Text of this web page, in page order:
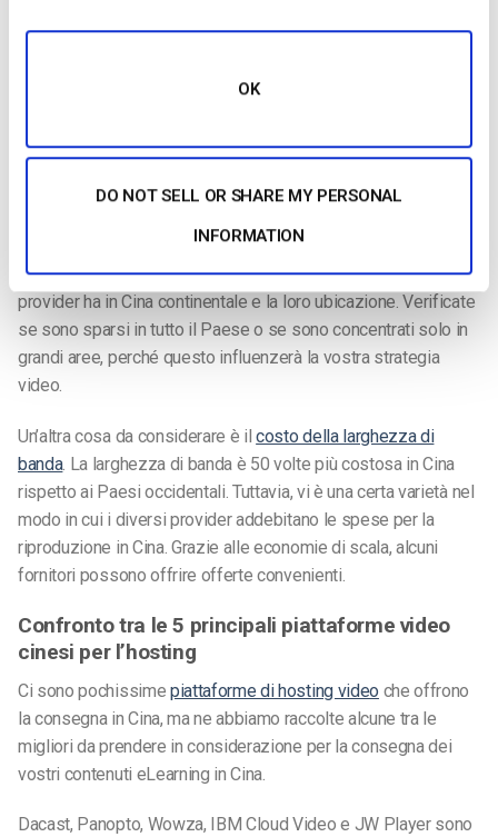
OK
DO NOT SELL OR SHARE MY PERSONAL
INFORMATION
Da ciò si evince che non bisogna dare per scontato che la
Quando si sceglie una piattaforma video online per l’istruzione
superiore, è necessario assicurarsi che il fornitore sia
autorizzato a fornire contenuti in Cina e che disponga
È importante conoscere il numero di POP che il CDN del
provider ha in Cina continentale e la loro ubicazione. Verificate
se sono sparsi in tutto il Paese o se sono concentrati solo in
grandi aree, perché questo influenzerà la vostra strategia
video.
Un’altra cosa da considerare è ilcosto della larghezza di
banda. La larghezza di banda è 50 volte più costosa in Cina
rispetto ai Paesi occidentali. Tuttavia, vi è una certa varietà nel
modo in cui i diversi provider addebitano le spese per la
riproduzione in Cina. Grazie alle economie di scala, alcuni
fornitori possono offrire offerte convenienti.
Confronto tra le 5 principali piattaforme video
cinesi per l’hosting
Ci sono pochissime piattaforme di hosting video che offrono
la consegna in Cina, ma ne abbiamo raccolte alcune tra le
migliori da prendere in considerazione per la consegna dei
vostri contenuti eLearning in Cina.
Dacast, Panopto, Wowza, IBM Cloud Video e JW Player sono